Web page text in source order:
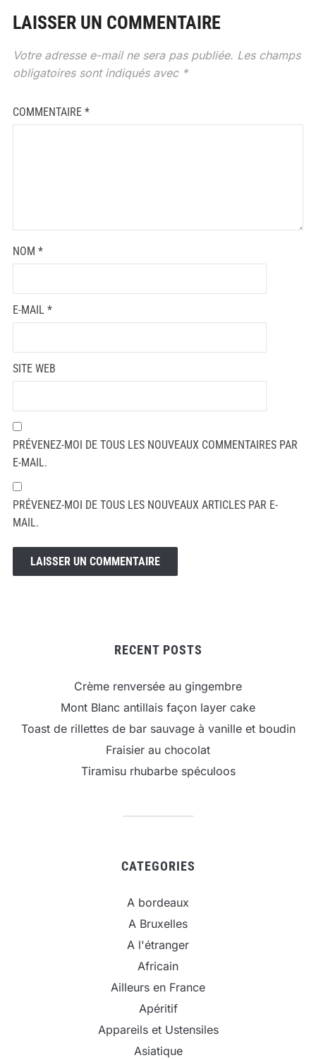
LAISSER UN COMMENTAIRE
Votre adresse e-mail ne sera pas publiée. Les champs
obligatoires sont indiqués avec *
COMMENTAIRE *
NOM *
E-MAIL *
SITE WEB
PRÉVENEZ-MOI DE TOUS LES NOUVEAUX COMMENTAIRES PAR
E-MAIL.
PRÉVENEZ-MOI DE TOUS LES NOUVEAUX ARTICLES PAR E-
MAIL.
RECENT POSTS
Crème renversée au gingembre
Mont Blanc antillais façon layer cake
Toast de rillettes de bar sauvage à vanille et boudin
Fraisier au chocolat
Tiramisu rhubarbe spéculoos
CATEGORIES
A bordeaux
A Bruxelles
A l'étranger
Africain
Ailleurs en France
Apéritif
Appareils et Ustensiles
Asiatique